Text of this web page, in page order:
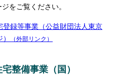
をご覧ください。
録等事業（公益財団法人東京
（外部リンク）
整備事業（国）